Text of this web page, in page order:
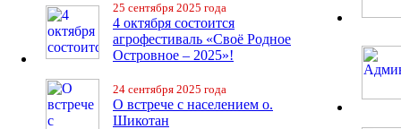
25 сентября 2025 года
4 октября состоится
агрофестиваль «Своё Родное
Островное – 2025»!
24 сентября 2025 года
О встрече с населением о.
Шикотан